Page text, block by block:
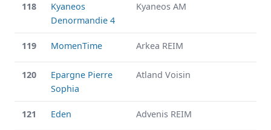
118
Kyaneos
Denormandie 4
Kyaneos AM
119 MomenTime Arkea REIM
120
Epargne Pierre
Sophia
Atland Voisin
121 Eden Advenis REIM